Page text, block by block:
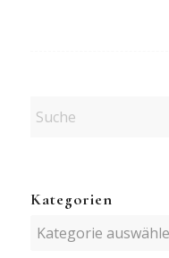
Kategorien
Kategorien